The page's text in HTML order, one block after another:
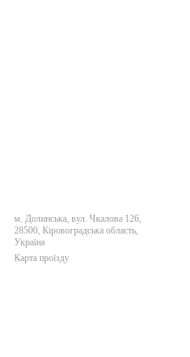
м. Долинська, вул. Чкалова 126,
28500, Кіровоградська область,
Україна
Карта проїзду